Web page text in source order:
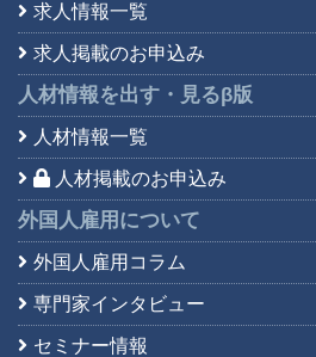
求人情報一覧
求人掲載のお申込み
人材情報を出す・見るβ版
人材情報一覧
人材掲載のお申込み
外国人雇用について
外国人雇用コラム
専門家インタビュー
セミナー情報